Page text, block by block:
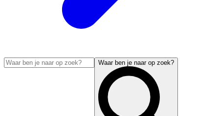
Waar ben je naar op zoek?